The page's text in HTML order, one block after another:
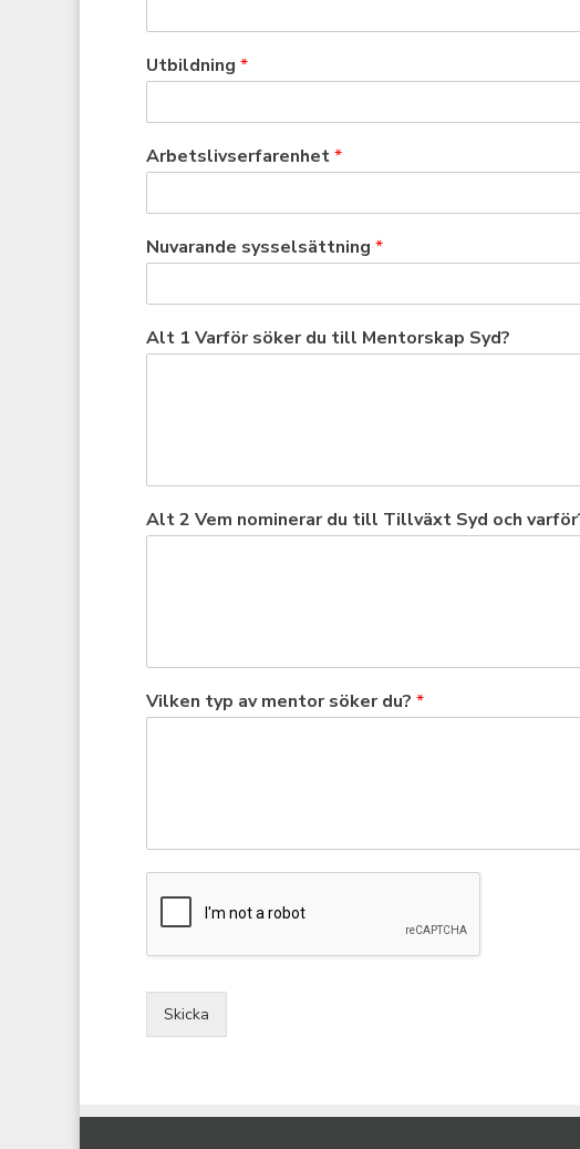
Utbildning *
Arbetslivserfarenhet*
Nuvarande sysselsättning *
Alt 1 Varför söker du till Mentorskap Syd?
Alt 2 Vem nominerar du till Tillväxt Syd och
Vilken typ av mentor söker du? *
Skicka